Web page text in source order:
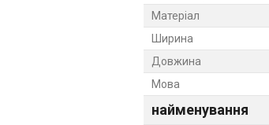
Матеріал
Ширина
Довжина
Мова
найменування